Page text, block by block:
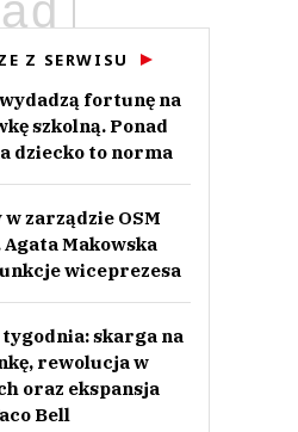
Anuluj
ad
Z SERWISU
fortunę na
szkolną. Ponad
dziecko to norma
zarządzie OSM
Agata Makowska
wiceprezesa
tygodnia: skarga na
rewolucja w
oraz ekspansja
Bell